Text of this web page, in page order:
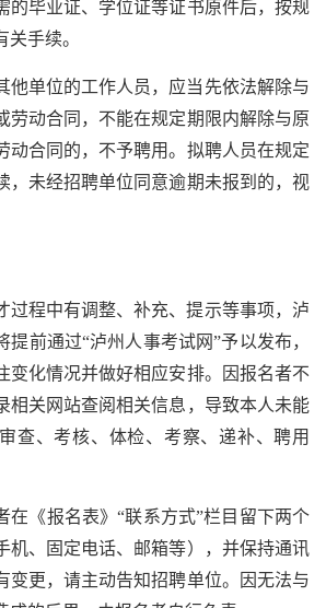
的毕业证、学位证等证书原件后，按规
手续。
他单位的工作人员，应当先依法解除与
劳动合同，不能在规定期限内解除与原
动合同的，不予聘用。拟聘人员在规定
，未经招聘单位同意逾期未报到的，视
过程中有调整、补充、提示等事项，泸
提前通过“泸州人事考试网”予以发布，
变化情况并做好相应安排。因报名者不
相关网站查阅相关信息，导致本人未能
查、考核、体检、考察、递补、聘用
在《报名表》“联系方式”栏目留下两个
机、固定电话、邮箱等），并保持通讯
变更，请主动告知招聘单位。因无法与